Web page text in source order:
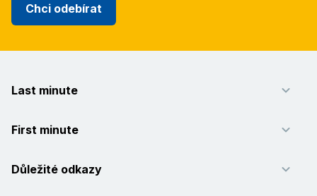
Chci odebírat
Last minute
First minute
Důležité odkazy